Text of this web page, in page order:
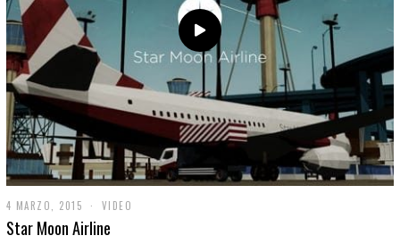
4 MARZO, 2015
9
D
VIDEO
Star Moon Airline